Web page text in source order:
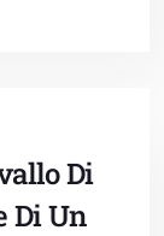
Di
Di Un